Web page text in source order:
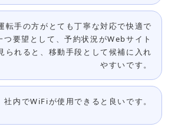
転手の方がとても丁寧な対応で快適で
つ要望として、予約状況がWebサイト
られると、移動手段として候補に入れ
やすいです。
社内でWiFiが使用できると良いです。